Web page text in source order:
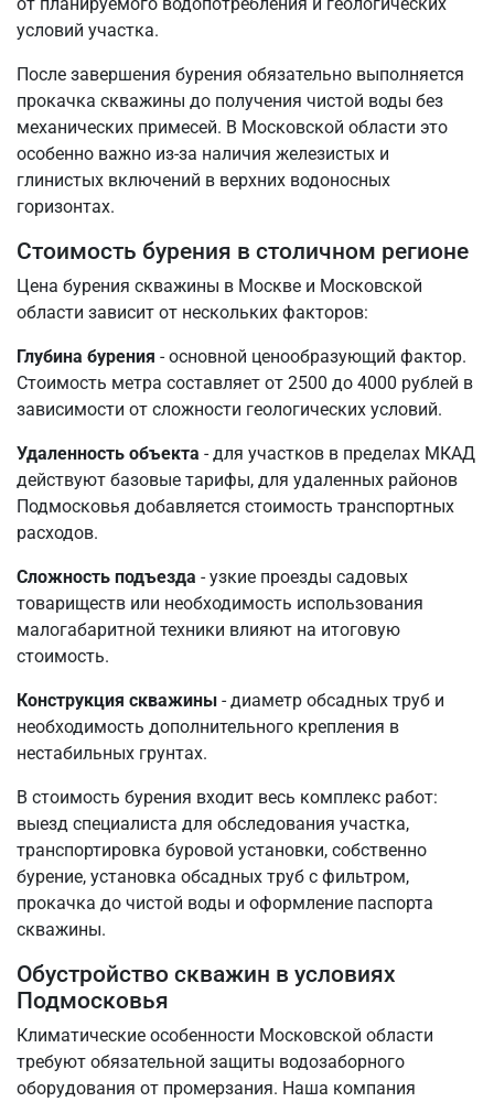
от планируемого водопотребления и геологических
условий участка.
После завершения бурения обязательно выполняется
прокачка скважины до получения чистой воды без
механических примесей. В Московской области это
особенно важно из-за наличия железистых и
глинистых включений в верхних водоносных
горизонтах.
Стоимость бурения в столичном регионе
Цена бурения скважины в Москве и Московской
области зависит от нескольких факторов:
Глубина бурения - основной ценообразующий фактор.
Стоимость метра составляет от 2500 до 4000 рублей в
зависимости от сложности геологических условий.
Удаленность объекта - для участков в пределах МКАД
действуют базовые тарифы, для удаленных районов
Подмосковья добавляется стоимость транспортных
расходов.
Сложность подъезда - узкие проезды садовых
товариществ или необходимость использования
малогабаритной техники влияют на итоговую
стоимость.
Конструкция скважины - диаметр обсадных труб и
необходимость дополнительного крепления в
нестабильных грунтах.
В стоимость бурения входит весь комплекс работ:
выезд специалиста для обследования участка,
транспортировка буровой установки, собственно
бурение, установка обсадных труб с фильтром,
прокачка до чистой воды и оформление паспорта
скважины.
Обустройство скважин в условиях
Подмосковья
Климатические особенности Московской области
требуют обязательной защиты водозаборного
оборудования от промерзания. Наша компания